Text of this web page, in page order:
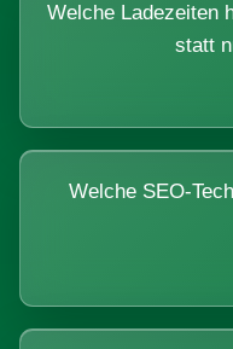
Welche Ladezeiten
statt
Welche SEO-